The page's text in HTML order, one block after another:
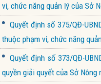
vi, chức năng quản lý của Sở
Quyết định số 375/QĐ-
thuộc phạm vi, chức năng
Quyết định số 373/QĐ-
quyền giải quyết của Sở